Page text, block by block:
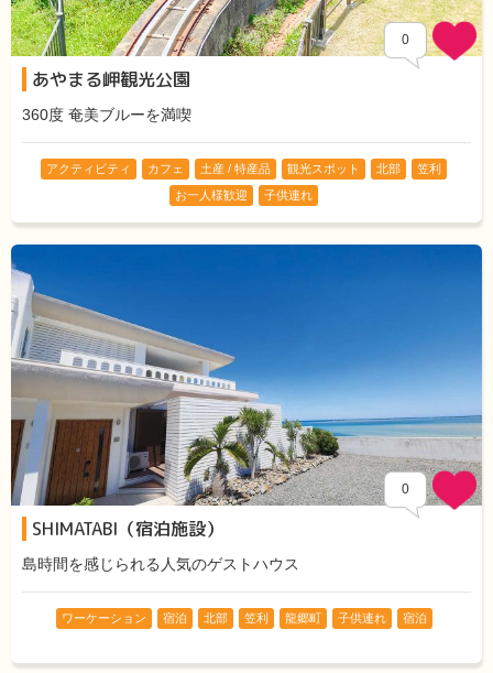
0
あやまる岬観光公園
360度 奄美ブルーを満喫
アクティビティ カフェ 土産 / 特産品 観光スポット 北部
笠利
お一人様歓迎
子供連れ
0
SHIMATABI（宿泊施設）
島時間を感じられる人気のゲストハウス
ワーケーション 宿泊 北部 笠利 龍郷町 子供連れ 宿泊